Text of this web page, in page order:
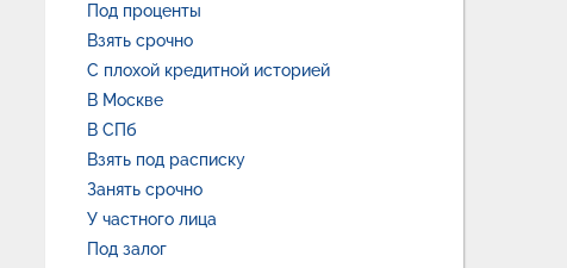
Под проценты
Взять срочно
С плохой кредитной историей
В Москве
В СПб
Взять под расписку
Занять срочно
У частного лица
Под залог